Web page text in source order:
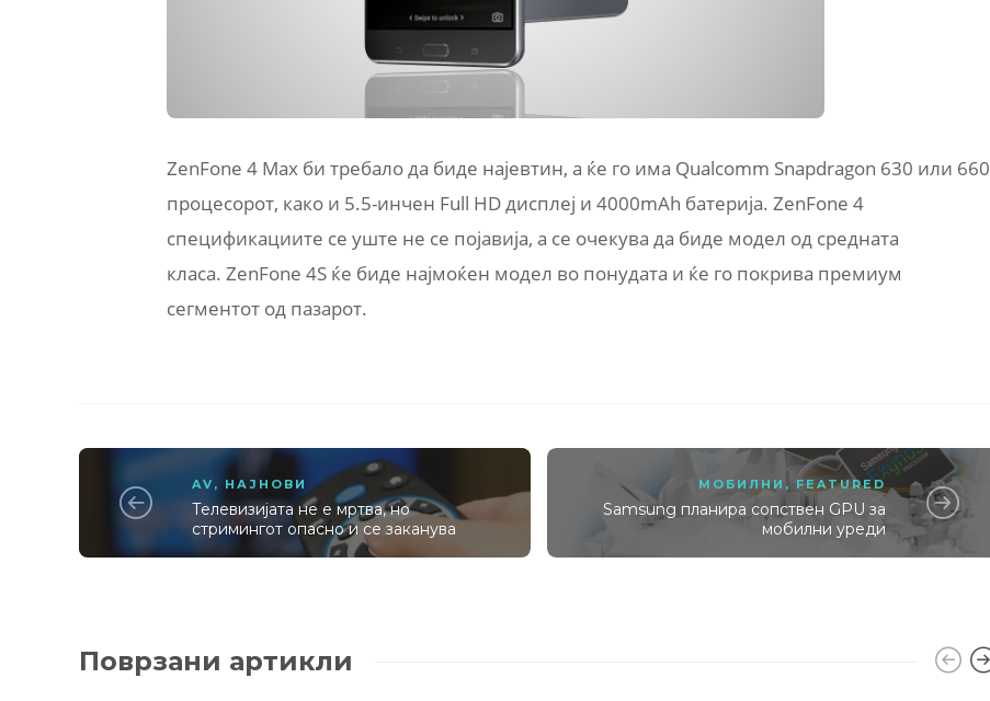
ZenFone 4 Max би требало да биде најевтин, а ќе го има Qualcomm Snapdragon 630 или 660
процесорот, како и 5.5-инчен Full HD дисплеј и 4000mAh батерија. ZenFone 4
спецификациите се уште не се појавија, а се очекува да биде модел од средната
класа. ZenFone 4S ќе биде најмоќен модел во понудата и ќе го покрива премиум
сегментот од пазарот.
AV , НАЈНОВИ
Телевизијата не е мртва, но
стримингот опасно и се заканува
МОБИЛНИ , FEATURED
Samsung планира сопствен GPU за
мобилни уреди
Поврзани артикли